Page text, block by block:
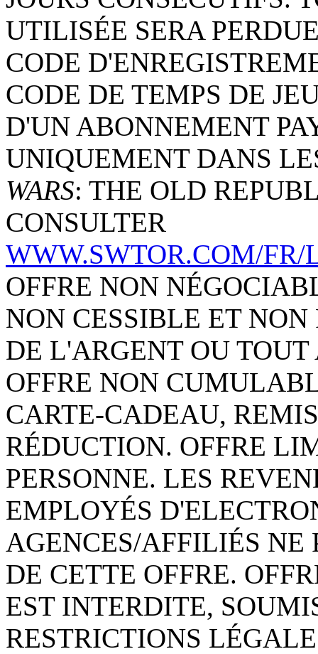
UTILISÉE SERA
CODE
CODE DE TEMPS DE
D'UN ABONNEMENT
UNIQUEMENT DANS
WARS: THE OLD
CONSULTER
WWW.SWTOR.COM/FR/
OFFRE NON
NON CESSIBLE ET
DE L'ARGENT OU
OFFRE NON
CARTE-CADEAU,
RÉDUCTION. OFFRE
PERSONNE. LES
EMPLOYÉS
AGENCES/AFFILIÉS NE
DE CETTE OFFRE.
EST INTERDITE,
RESTRICTIONS